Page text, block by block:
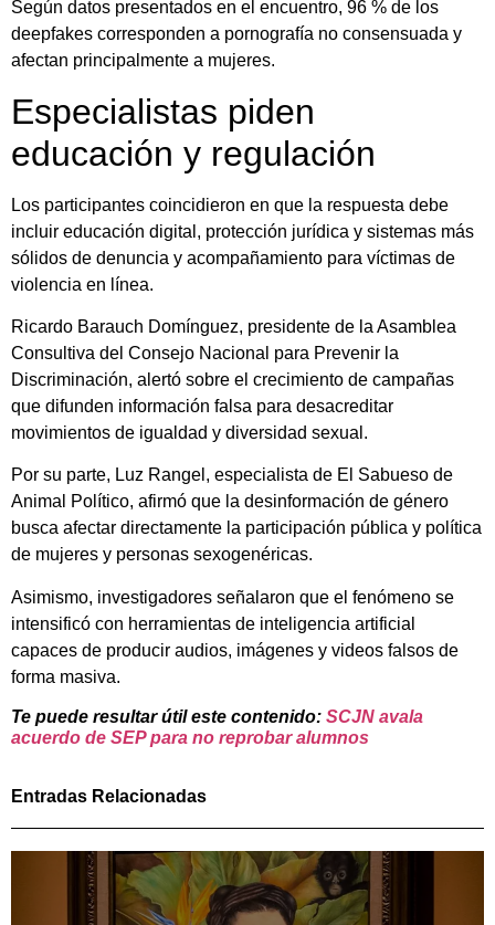
Según datos presentados en el encuentro, 96 % de los
deepfakes corresponden a pornografía no consensuada y
afectan principalmente a mujeres.
Especialistas piden
educación y regulación
Los participantes coincidieron en que la respuesta debe
incluir educación digital, protección jurídica y sistemas más
sólidos de denuncia y acompañamiento para víctimas de
violencia en línea.
Ricardo Barauch Domínguez, presidente de la Asamblea
Consultiva del Consejo Nacional para Prevenir la
Discriminación, alertó sobre el crecimiento de campañas
que difunden información falsa para desacreditar
movimientos de igualdad y diversidad sexual.
Por su parte, Luz Rangel, especialista de El Sabueso de
Animal Político, afirmó que la desinformación de género
busca afectar directamente la participación pública y política
de mujeres y personas sexogenéricas.
Asimismo, investigadores señalaron que el fenómeno se
intensificó con herramientas de inteligencia artificial
capaces de producir audios, imágenes y videos falsos de
forma masiva.
Te puede resultar útil este contenido: SCJN avala
acuerdo de SEP para no reprobar alumnos
Entradas Relacionadas